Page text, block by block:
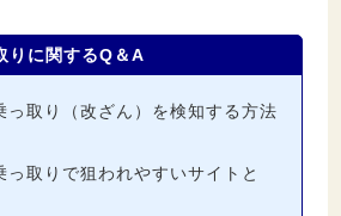
りに関するQ＆A
っ取り（改ざん）を検知する方法
っ取りで狙われやすいサイトと